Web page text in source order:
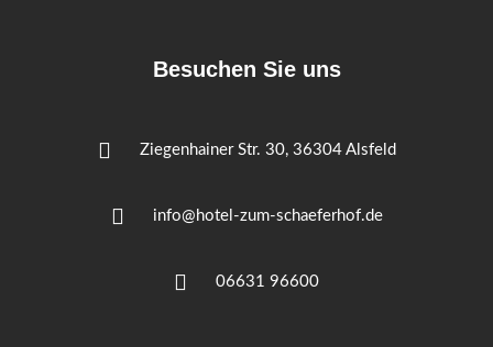
Besuchen Sie uns
Ziegenhainer Str. 30, 36304 Alsfeld
info@hotel-zum-schaeferhof.de
06631 96600